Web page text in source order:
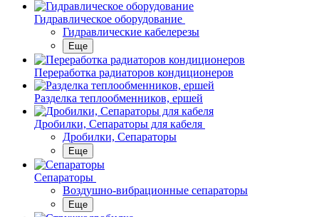
Гидравлическое оборудование
Гидравлические кабелерезы
Еще
Переработка радиаторов кондиционеров
Разделка теплообменников, ершей
Дробилки, Сепараторы для кабеля
Дробилки, Сепараторы
Еще
Сепараторы
Воздушно-вибрационные сепараторы
Еще